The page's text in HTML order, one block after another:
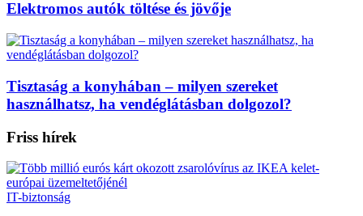
Elektromos autók töltése és jövője
Tisztaság a konyhában – milyen szereket
használhatsz, ha vendéglátásban dolgozol?
Friss hírek
IT-biztonság